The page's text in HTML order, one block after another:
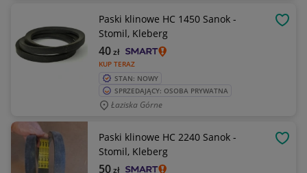
Paski klinowe HC 1450 Sanok -
Stomil, Kleberg
KUP TERAZ
40zł
STAN: NOWY
SPRZEDAJĄCY: OSOBA PRYWATNA
Łaziska Górne
Paski klinowe HC 2240 Sanok -
Stomil, Kleberg
50zł